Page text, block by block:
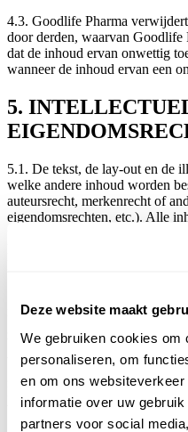
Deze website maakt
We gebruiken cookies om
personaliseren, om
en om ons
informatie over uw
partners voor social
4.3. Goodlife Pharma
door derden, waarvan Goodlife
dat de inhoud ervan onwettig
wanneer de inhoud ervan een
5.
5.1. De tekst, de lay-out en de
welke andere inhoud worden
auteursrecht, merkenrecht of
eigendomsrechten, etc.). Alle
uitsluitende eigendom en werd
Pharma. Daarom blijft gelijk
numerieke) vrij gebruikt
bron) en zolang de informatie
wetenschappelijke,
gebruikt. Evenwel wordt elk
Inhoud, zoals afbeeldingen,
voorafgaandelijke schriftelijke